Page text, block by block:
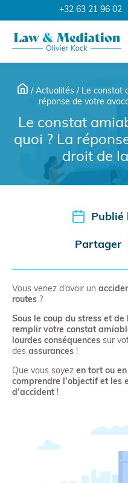
+32 63 21 96 02
/ Actualités/ Le constat
réponse de votre
Le constat
quoi ? La
droit de
Publié
Partager
Vous venez d’avoir un
routes ?
Sous le coup du stress et de
remplir votre constat
lourdes conséquences sur
des assurances !
Que vous soyez en tort ou
comprendre l’objectif et les
d’accident !